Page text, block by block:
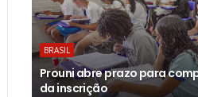
BRASIL
Prouni abre prazo para
da inscrição